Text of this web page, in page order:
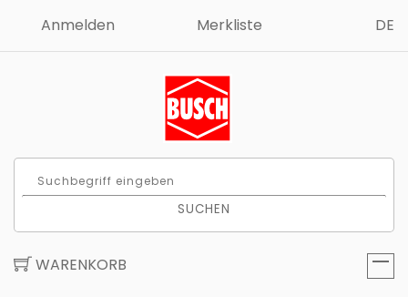
Anmelden Merkliste DE
SUCHEN
WARENKORB